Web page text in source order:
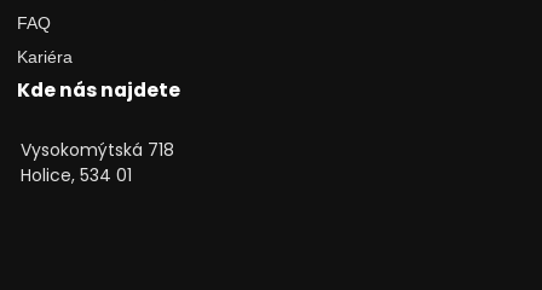
FAQ
Kariéra
Kde nás najdete
Vysokomýtská 718
Holice, 534 01